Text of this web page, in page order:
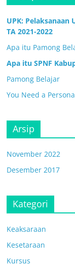
UPK: Pelaksanaan
TA 2021-2022
Apa itu Pamong
Apa itu SPNF
Pamong Belajar
You Need a
Arsip
November 2022
Desember 2017
Kategori
Keaksaraan
Kesetaraan
Kursus